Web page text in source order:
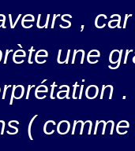
,
une
(